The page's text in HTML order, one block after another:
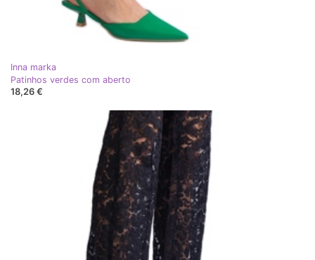
Inna marka
Patinhos verdes com aberto
18,26 €